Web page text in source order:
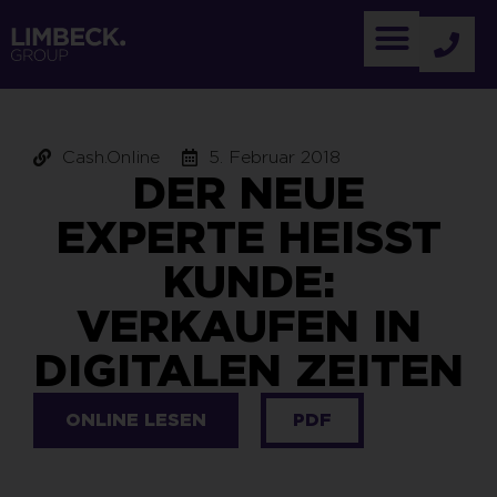
Cash.Online 5. Februar 2018
DER NEUE
EXPERTE HEISST K
UNDE: V
ERKAUFEN IN D
IGITALEN ZEITEN
ONLINE LESEN PDF